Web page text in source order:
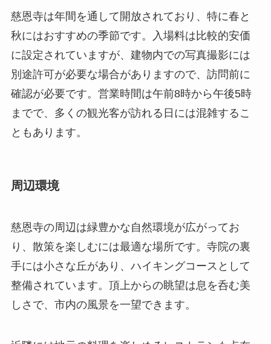
までで、多くの観光客が訪れる日には混雑するこ
ともあります。
周辺環境
慈恩寺の周辺は緑豊かな自然環境が広がってお
整備されています。頂上からの眺望は息を呑む美
近隣には地元の料理を楽しめるレストランも点在
しています。特に、地元特産の豆腐を使った料理
は観光客に人気があります。また、宿泊施設も充
実しており、ホテルやゲストハウスなど、多様な